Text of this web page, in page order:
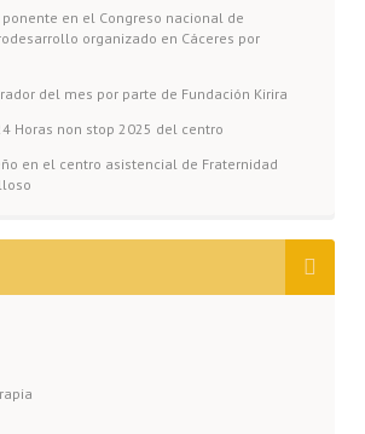
en el Congreso nacional de
organizado en Cáceres por
del mes por parte de Fundación Kirira
Horas non stop 2025 del centro
en el centro asistencial de Fraternidad